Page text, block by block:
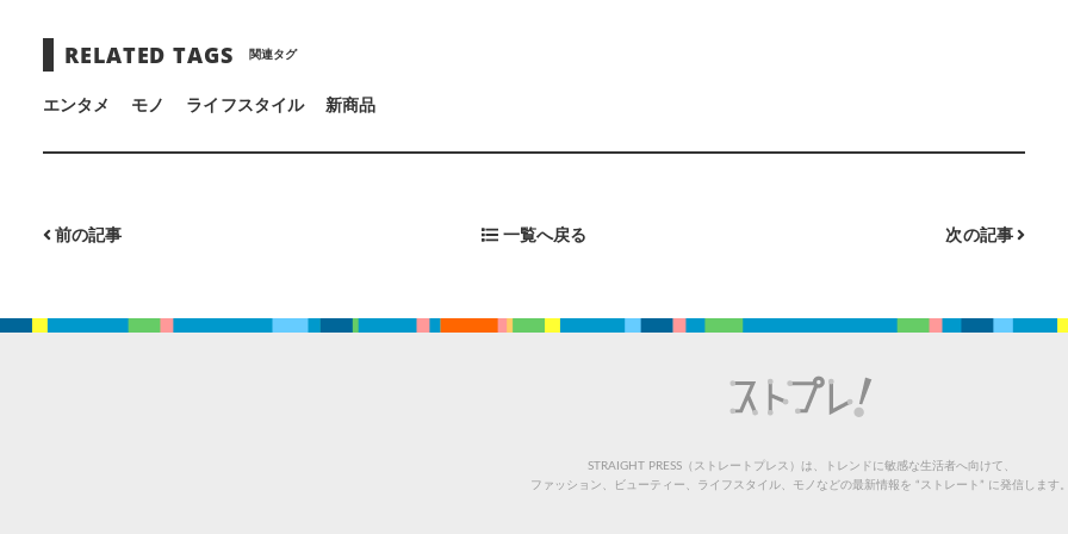
RELATED TAGS 関連タグ
エンタメ モノ ライフスタイル 新商品
前の記事 一覧へ戻る 次の記事
STRAIGHT PRESS（ストレートプレス）は、トレンドに敏感な生活者へ向けて、
ファッション、ビューティー、ライフスタイル、モノなどの最新情報を “ストレート” に発信します